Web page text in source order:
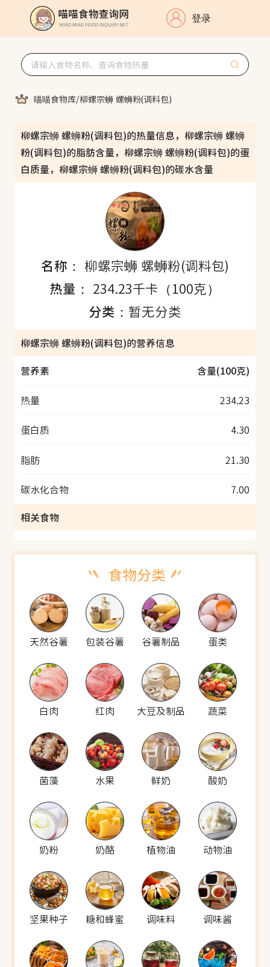
登录
喵喵食物库/柳螺宗蛳 螺蛳粉(调料包)
柳螺宗蛳 螺蛳粉(调料包)的热量信息，柳螺宗蛳 螺蛳
粉(调料包)的脂肪含量，柳螺宗蛳 螺蛳粉(调料包)的蛋
白质量，柳螺宗蛳 螺蛳粉(调料包)的碳水含量
名称： 柳螺宗蛳 螺蛳粉(调料包)
热量： 234.23千卡（100克）
分类： 暂无分类
柳螺宗蛳 螺蛳粉(调料包)的营养信息
营养素
含量(100克)
热量 234.23
蛋白质 4.30
脂肪 21.30
碳水化合物
7.00
相关食物
天然谷薯 包装谷薯 谷薯制品 蛋类
白肉 红肉 大豆及制品 蔬菜
菌藻 水果 鲜奶 酸奶
奶粉 奶酪 植物油 动物油
坚果种子 糖和蜂蜜 调味料 调味酱